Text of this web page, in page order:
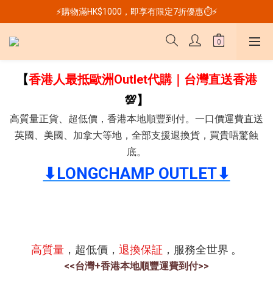
⚡購物滿HK$1000，即享有限定7折優惠⏱️⚡
【香港人最抵歐洲Outlet代購｜台灣直送香港
💯】
高質量正貨、超低價，香港本地順豐到付。一口價運費直送
英國、美國、加拿大等地，全部支援退換貨，買貴唔驚蝕
底。
⬇︎LONGCHAMP OUTLET⬇︎
高質量 ，超低價， 退換保証 ，服務全世界 。
<<台灣+香港本地順豐運費到付>>